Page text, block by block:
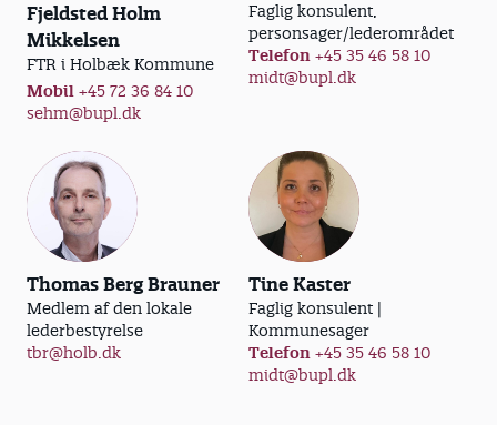
Fjeldsted Holm
Mikkelsen
FTR i Holbæk Kommune
Mobil +45 72 36 84 10
sehm@bupl.dk
Faglig konsulent,
personsager/lederområdet
Telefon +45 35 46 58 10
midt@bupl.dk
Thomas Berg Brauner
Medlem af den lokale
lederbestyrelse
tbr@holb.dk
Tine Kaster
Faglig konsulent |
Kommunesager
Telefon +45 35 46 58 10
midt@bupl.dk